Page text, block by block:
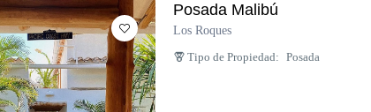
Posada Malibú
Los Roques
Tipo de Propiedad: Posada